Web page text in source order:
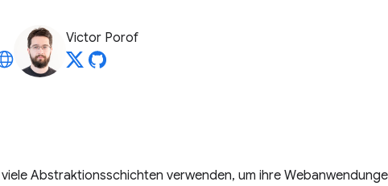
Victor Porof
Abstraktionsschichten verwenden, um ihre